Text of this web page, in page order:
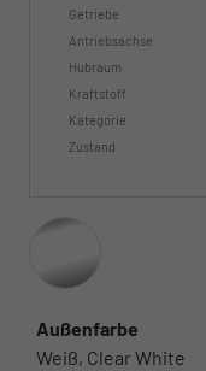
Getriebe
Antriebsachse
Hubraum
Kraftstoff
Kategorie
Zustand
Außenfarbe
Weiß, Clear White